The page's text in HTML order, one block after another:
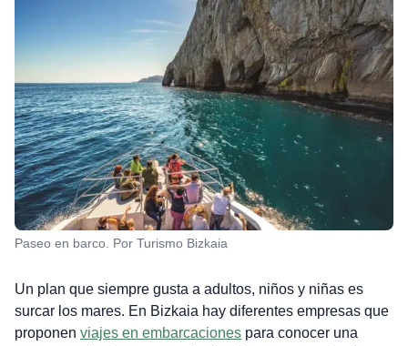
Paseo en barco. Por Turismo Bizkaia
Un plan que siempre gusta a adultos, niños y niñas es
surcar los mares. En Bizkaia hay diferentes empresas que
proponen viajes en embarcacionespara conocer una